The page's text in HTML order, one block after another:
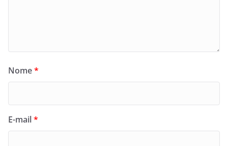
Nome*
E-mail*